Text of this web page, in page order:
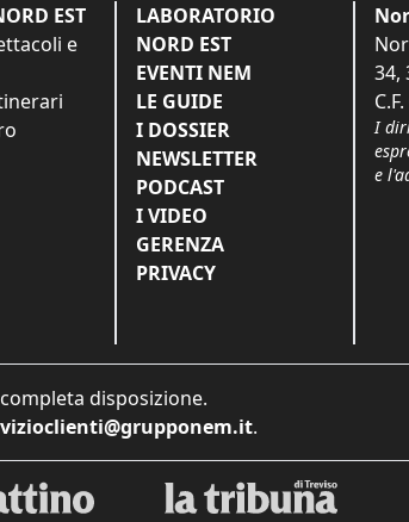
EST
e
LABORATORIO
NORD EST
EVENTI NEM
LE GUIDE
I DOSSIER
NEWSLETTER
PODCAST
I VIDEO
GERENZA
PRIVACY
34,
I
e
disposizione.
.